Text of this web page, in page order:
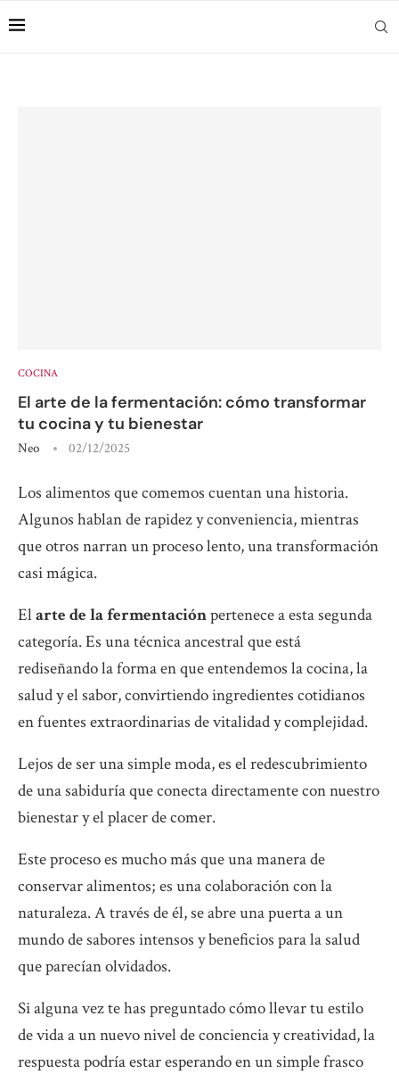
COCINA
El arte de la fermentación: cómo transformar
tu cocina y tu bienestar
Neo 02/12/2025
Los alimentos que comemos cuentan una historia.
Algunos hablan de rapidez y conveniencia, mientras
que otros narran un proceso lento, una transformación
casi mágica.
Elarte de la fermentaciónpertenece a esta segunda
categoría. Es una técnica ancestral que está
rediseñando la forma en que entendemos la cocina, la
salud y el sabor, convirtiendo ingredientes cotidianos
en fuentes extraordinarias de vitalidad y complejidad.
Lejos de ser una simple moda, es el redescubrimiento
de una sabiduría que conecta directamente con nuestro
bienestar y el placer de comer.
Este proceso es mucho más que una manera de
conservar alimentos; es una colaboración con la
naturaleza. A través de él, se abre una puerta a un
mundo de sabores intensos y beneficios para la salud
que parecían olvidados.
Si alguna vez te has preguntado cómo llevar tu estilo
de vida a un nuevo nivel de conciencia y creatividad, la
respuesta podría estar esperando en un simple frasco